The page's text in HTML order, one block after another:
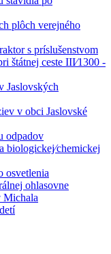
plôch verejného
s príslušenstvom
štátnej ceste III⁄1300 -
Jaslovských
v obci Jaslovské
odpadov
biologickej⁄chemickej
osvetlenia
ohlasovne
Michala